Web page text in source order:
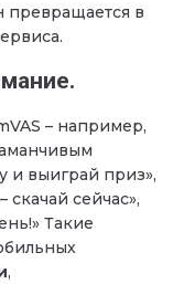
превращается в
– например,
и выиграй приз»,
сейчас»,
Такие
,